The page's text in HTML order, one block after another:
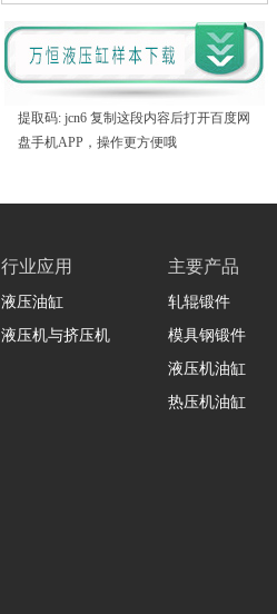
提取码: jcn6 复制这段内容后打开百度网
盘手机APP，操作更方便哦
行业应用
液压油缸
液压机与挤压机
主要产品
轧辊锻件
模具钢锻件
液压机油缸
热压机油缸